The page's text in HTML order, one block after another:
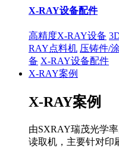
X-RAY设备配件
高精度X-RAY设备
RAY点料机 压铸件/
备 X-RAY设备配件
X-RAY案例
X-RAY案例
由SXRAY瑞茂光学
读取机，主要针对印